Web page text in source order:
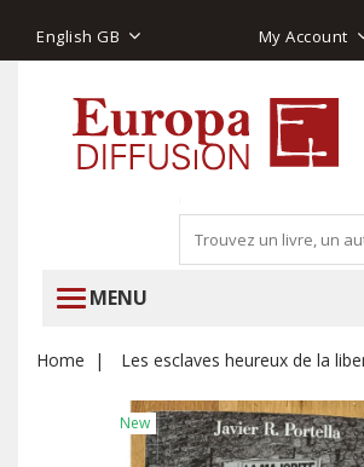
English GB My Account
MENU
Home Les esclaves heureux de la
New